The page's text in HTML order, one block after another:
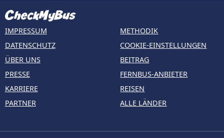
IMPRESSUM
DATENSCHUTZ
ÜBER UNS
PRESSE
KARRIERE
PARTNER
METHODIK
COOKIE-EINSTELLUNGEN
BEITRAG
FERNBUS-ANBIETER
REISEN
ALLE LÄNDER